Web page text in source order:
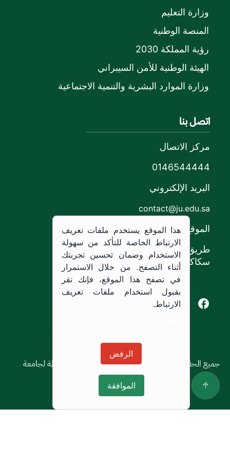
وزارة التعليم
المنصة الوطنية
رؤية المملكة 2030
الهيئة الوطنية للأمن السيبراني
وزارة الموارد البشرية والتنمية الاجتماعية
اتصل بنا
مركز الاتصال
0146544444
البريد الإلكتروني
contact@ju.edu.sa
الموقع
طريق الملك خالد،
سكاكا, المملكة العربية السعودية.
Facebook of Jouf University
X of Jouf University
سياسة الاستخدام
جميع الحقوق محفوظة © 2026 جميع الحقوق محفوظة لجامعة
الجوف
هذا الموقع يستخدم ملفات تعريف
الارتباط الخاصة للتأكد من سهولة
الاستخدام وضمان تحسين تجربتك
أثناء التصفح. من خلال الاستمرار
في تصفح هذا الموقع، فإنك تقر
بقبول استخدام ملفات تعريف
الارتباط.
الرفض
الموافقة